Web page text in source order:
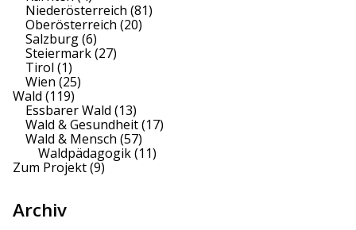
Niederösterreich (81)
Oberösterreich (20)
Salzburg(6)
Steiermark(27)
Tirol (1)
Wien (25)
Wald (119)
Essbarer Wald (13)
Wald & Gesundheit(17)
Wald & Mensch (57)
Waldpädagogik(11)
Zum Projekt(9)
Archiv